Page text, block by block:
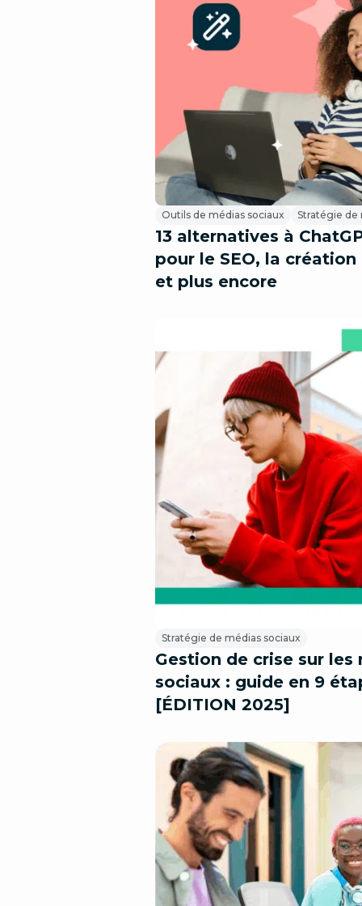
Outils de médias sociaux Stratégie de
13 alternatives à
pour le SEO, la
et plus encore
Stratégie de médias sociaux
Gestion de crise sur les
sociaux : guide en 9
[ÉDITION 2025]